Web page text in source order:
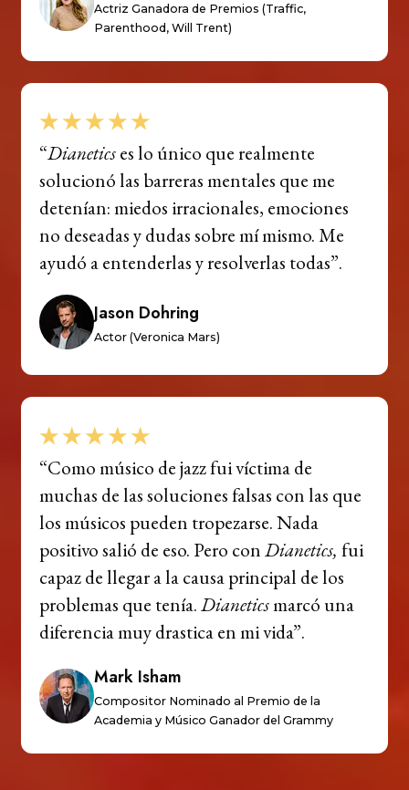
Actriz Ganadora de Premios (Traffic,
Parenthood, Will Trent)
“Dianeticses lo único que realmente
solucionó las barreras mentales que me
detenían: miedos irracionales, emociones
no deseadas y dudas sobre mí mismo. Me
ayudó a entenderlas y resolverlas todas”.
Jason Dohring
Actor (Veronica Mars)
“Como músico de jazz fui víctima de
muchas de las soluciones falsas con las que
los músicos pueden tropezarse. Nada
positivo salió de eso. Pero conDianetics, fui
capaz de llegar a la causa principal de los
problemas que tenía.Dianeticsmarcó una
diferencia muy drastica en mi vida”.
Mark Isham
Compositor Nominado al Premio de la
Academia y Músico Ganador del Grammy